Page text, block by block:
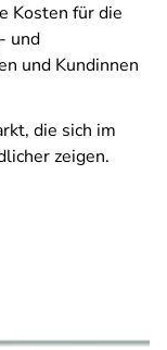
Kosten für die
und
und Kundinnen
die sich im
zeigen.